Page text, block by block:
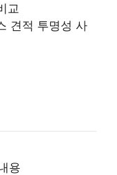
교
견적 투명성 사
용